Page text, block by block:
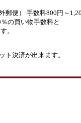
便） 手数料800円～
の買い物手数料と
。
決済が出来ます。